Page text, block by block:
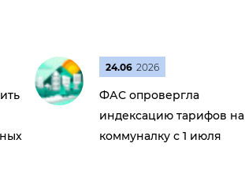
24.06 2026
ФАС опровергла
индексацию тарифов на
коммуналку с 1 июля